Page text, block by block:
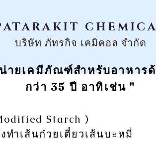
บริษัท ภัทรกิจ เคมิคอล จำกัด
น่ายเคมีภัณฑ์สำหรับอาหาร
กว่า 35 ปี อาทิเช่น "
Starch )
ำเส้นก๋วยเตี๋ยวเส้นบะหมี่